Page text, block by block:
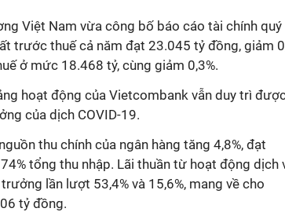
Việt Nam vừa công bố báo cáo tài chính quý
trước thuế cả năm đạt 23.045 tỷ đồng, giảm
ở mức 18.468 tỷ, cùng giảm 0,3%.
hoạt động của Vietcombank vẫn duy trì
của dịch COVID-19.
thu chính của ngân hàng tăng 4,8%, đạt
tổng thu nhập. Lãi thuần từ hoạt động dịch
lần lượt 53,4% và 15,6%, mang về cho
tỷ đồng.